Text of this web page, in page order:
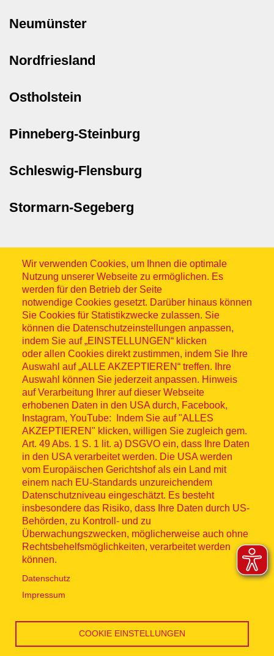
Neumünster
Nordfriesland
Ostholstein
Pinneberg-Steinburg
Schleswig-Flensburg
Stormarn-Segeberg
Wir verwenden Cookies, um Ihnen die optimale
Nutzung unserer Webseite zu ermöglichen. Es
werden für den Betrieb der Seite
notwendige Cookies gesetzt. Darüber hinaus können
Sie Cookies für Statistikzwecke zulassen. Sie
können die Datenschutzeinstellungen anpassen,
indem Sie auf „EINSTELLUNGEN“ klicken
oder allen Cookies direkt zustimmen, indem Sie Ihre
Auswahl auf „ALLE AKZEPTIEREN“ treffen. Ihre
Auswahl können Sie jederzeit anpassen. Hinweis
auf Verarbeitung Ihrer auf dieser Webseite
erhobenen Daten in den USA durch, Facebook,
Instagram, YouTube: Indem Sie auf "ALLES
AKZEPTIEREN" klicken, willigen Sie zugleich gem.
Art. 49 Abs. 1 S. 1 lit. a) DSGVO ein, dass Ihre Daten
in den USA verarbeitet werden. Die USA werden
vom Europäischen Gerichtshof als ein Land mit
einem nach EU-Standards unzureichendem
Datenschutzniveau eingeschätzt. Es besteht
insbesondere das Risiko, dass Ihre Daten durch US-
Behörden, zu Kontroll- und zu
Überwachungszwecken, möglicherweise auch ohne
Rechtsbehelfsmöglichkeiten, verarbeitet werden
können.
Datenschutz
Impressum
COOKIE EINSTELLUNGEN
Sitemap
© ASB 2026
Fußzeilenmenü
Impressum
Datenschutz
Kontakt
Hinweisgebersystem
Lieferkette
Widerruf
Social Media